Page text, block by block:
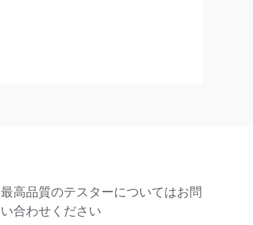
最高品質のテスターについてはお問
い合わせください